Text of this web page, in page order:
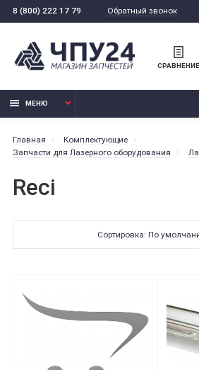
8 (800) 222 17 79 Обратный звонок
СРАВНЕНИЕ
МЕНЮ
Главная
Комплектующие
Запчасти для Лазерного оборудования
Reci
Сортировка: По